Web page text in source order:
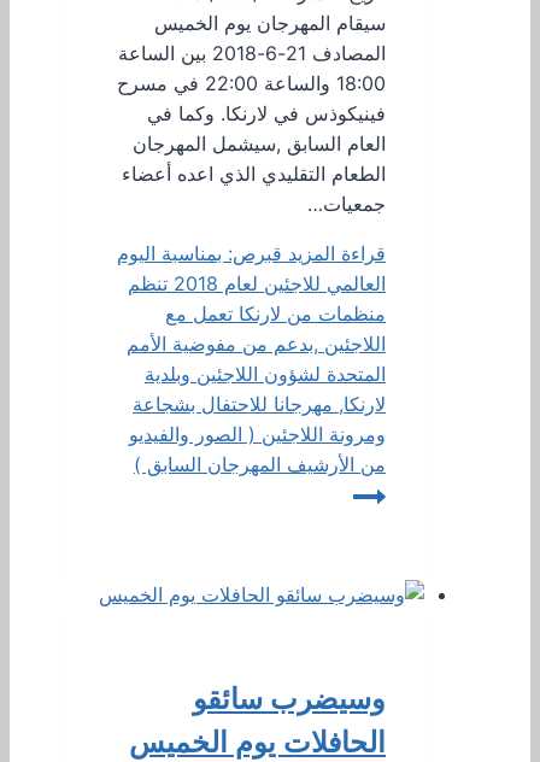
سيقام المهرجان يوم الخميس
المصادف 21-6-2018 بين الساعة
18:00 والساعة 22:00 في مسرح
فينيكوذس في لارنكا. وكما في
العام السابق ,سيشمل المهرجان
الطعام التقليدي الذي اعده أعضاء
جمعيات…
قراءة المزيد قبرص: بمناسبة اليوم
العالمي للاجئين لعام 2018 تنظم
منظمات من لارنكا تعمل مع
اللاجئين ,بدعم من مفوضية الأمم
المتحدة لشؤون اللاجئين وبلدية
لارنكا, مهرجانا للاحتفال بشجاعة
ومرونة اللاجئين ( الصور والفيديو
من الأرشيف المهرجان السابق )
وسيضرب سائقو
الحافلات يوم الخميس